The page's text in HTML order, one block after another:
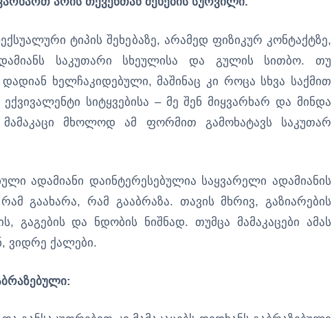
ტიპის შეხებაზე, არამედ ფიზიკურ კონტაქტზე,
საკუთარი სხეულისა და გულის სითბო. თუ
ხელჩაკიდებული, მაშინაც კი როცა სხვა საქმით
სიტყვებისა – მე შენ მიყვარხარ და მინდა
მხოლოდ ამ ფორმით გამოხატავს საკუთარ
ადამიანი დაინტერესებულია საყვარელი ადამიანის
გაახარა, რამ გააბრაზა. თავის მხრივ, გაზიარების
გაგების და ნდობის ნიშნად. თუმცა მამაკაცები ამას
ვიდრე ქალები.